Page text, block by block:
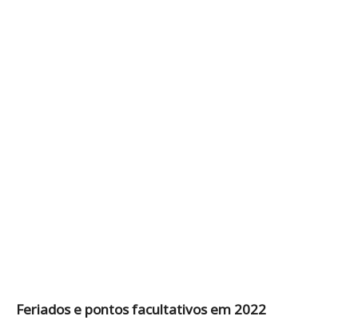
Feriados e pontos facultativos em 2022